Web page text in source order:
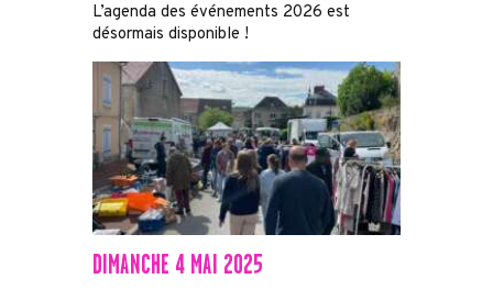
L’agenda des événements 2026 est
désormais disponible !
DIMANCHE 4 MAI 2025